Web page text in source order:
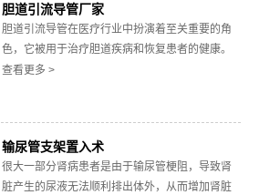
采血传感器使用过程中需要进行清洗和消毒，而
这个过程...
胆道引流导管厂家
胆道引流导管在医疗行业中扮演着至关重要的角
色，它被用于治疗胆道疾病和恢复患者的健康。
选择一家可靠的胆道引流导管厂家至关重要，因
量，良好的胆道引流导管应具备良好的生物相容
性，材料...
查看更多 >
输尿管支架置入术
很大一部分肾病患者是由于输尿管梗阻，导致肾
脏产生的尿液无法顺利排出体外，从而增加肾脏